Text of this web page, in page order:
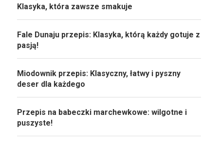
Klasyka, która zawsze smakuje
Fale Dunaju przepis: Klasyka, którą każdy gotuje z
pasją!
Miodownik przepis: Klasyczny, łatwy i pyszny
deser dla każdego
Przepis na babeczki marchewkowe: wilgotne i
puszyste!